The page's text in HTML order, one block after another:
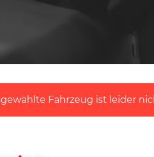
Fahrzeug ist leider